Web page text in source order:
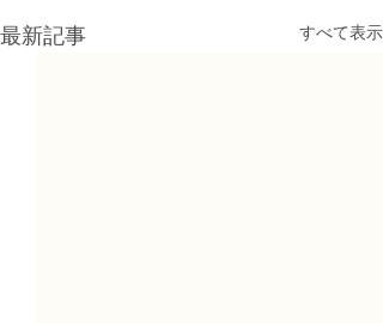
最新記事 すべて表示